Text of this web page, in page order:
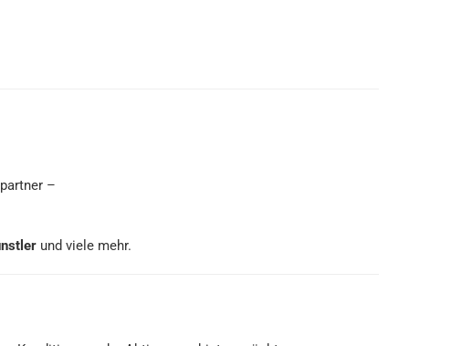
–
und viele mehr.